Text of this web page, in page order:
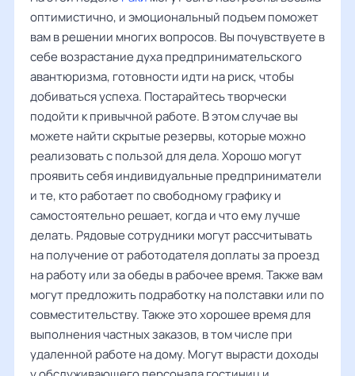
оптимистично, и эмоциональный подъем поможет
вам в решении многих вопросов. Вы почувствуете в
себе возрастание духа предпринимательского
авантюризма, готовности идти на риск, чтобы
добиваться успеха. Постарайтесь творчески
подойти к привычной работе. В этом случае вы
можете найти скрытые резервы, которые можно
реализовать с пользой для дела. Хорошо могут
проявить себя индивидуальные предприниматели
и те, кто работает по свободному графику и
самостоятельно решает, когда и что ему лучше
делать. Рядовые сотрудники могут рассчитывать
на получение от работодателя доплаты за проезд
на работу или за обеды в рабочее время. Также вам
могут предложить подработку на полставки или по
совместительству. Также это хорошее время для
выполнения частных заказов, в том числе при
удаленной работе на дому. Могут вырасти доходы